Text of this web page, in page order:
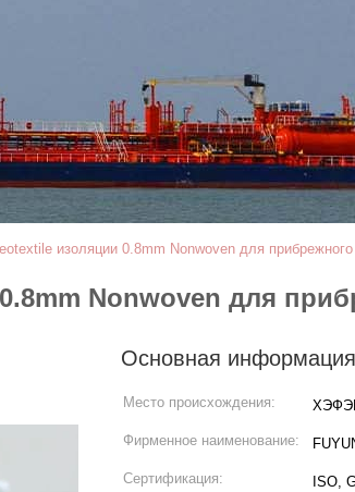
изоляции 0.8mm Nonwoven для
Nonwoven для
Основная информация
Место происхождения:
Фирменное наименование:
Сертификация: ISO,